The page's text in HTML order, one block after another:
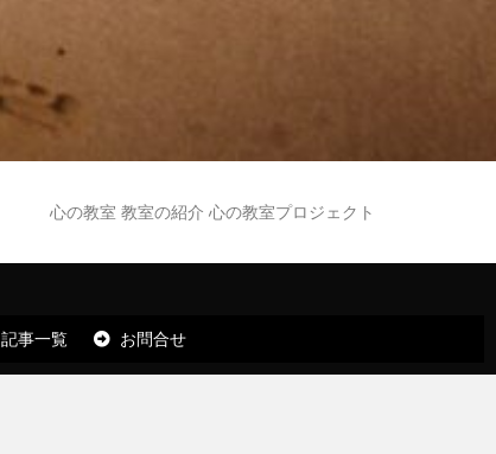
心の教室 教室の紹介 心の教室プロジェクト
記事一覧 お問合せ